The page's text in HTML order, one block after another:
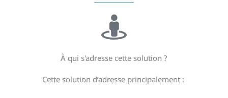
À qui s'adresse cette solution ?
Cette solution d’adresse principalement :